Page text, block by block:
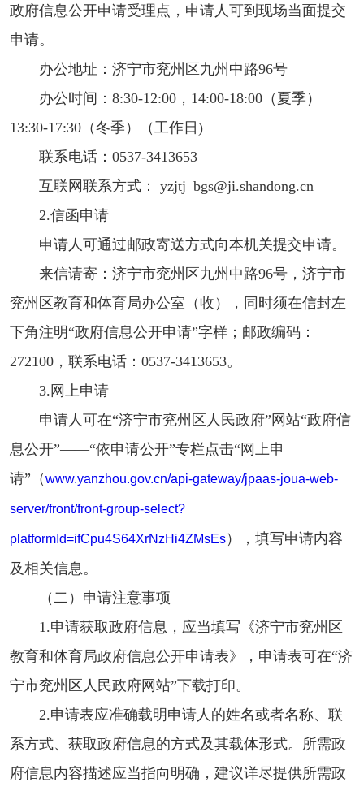
政府信息公开申请受理点，申请人可到现场当面提交
申请。
办公地址：济宁市兖州区九州中路96号
办公时间：8:30-12:00，14:00-18:00（夏季）
13:30-17:30（冬季）（工作日)
联系电话：0537-3413653
互联网联系方式： yzjtj_bgs@ji.shandong.cn
2.信函申请
申请人可通过邮政寄送方式向本机关提交申请。
来信请寄：济宁市兖州区九州中路96号，济宁市
兖州区教育和体育局办公室（收），同时须在信封左
下角注明“政府信息公开申请”字样；邮政编码：
272100，联系电话：0537-3413653。
3.网上申请
申请人可在“济宁市兖州区人民政府”网站“政府信
息公开”——“依申请公开”专栏点击“网上申
请”（www.yanzhou.gov.cn/api-gateway/jpaas-joua-web-
server/front/front-group-select?
platformId=ifCpu4S64XrNzHi4ZMsEs），填写申请内容
及相关信息。
（二）申请注意事项
1.申请获取政府信息，应当填写《济宁市兖州区
教育和体育局政府信息公开申请表》，申请表可在“济
宁市兖州区人民政府网站”下载打印。
2.申请表应准确载明申请人的姓名或者名称、联
系方式、获取政府信息的方式及其载体形式。所需政
府信息内容描述应当指向明确，建议详尽提供所需政